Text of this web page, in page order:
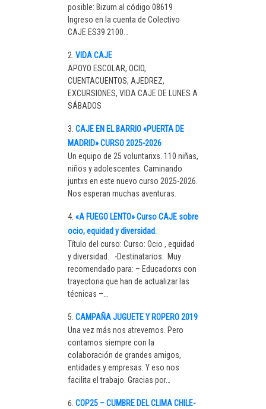
posible: Bizum al código 08619
Ingreso en la cuenta de Colectivo
CAJE ES39 2100…
VIDA CAJE
APOYO ESCOLAR, OCIO,
CUENTACUENTOS, AJEDREZ,
EXCURSIONES, VIDA CAJE DE LUNES A
SÁBADOS
CAJE EN EL BARRIO «PUERTA DE
MADRID» CURSO 2025-2026
Un equipo de 25 voluntarixs. 110 niñas,
niños y adolescentes. Caminando
juntxs en este nuevo curso 2025-2026.
Nos esperan muchas aventuras.
«A FUEGO LENTO» Curso CAJE sobre
ocio, equidad y diversidad.
Título del curso: Curso: Ocio , equidad
y diversidad. -Destinatarios: Muy
recomendado para: – Educadorxs con
trayectoria que han de actualizar las
técnicas –…
CAMPAÑA JUGUETE Y ROPERO 2019
Una vez más nos atrevemos. Pero
contamos siempre con la
colaboración de grandes amigos,
entidades y empresas. Y eso nos
facilita el trabajo. Gracias por…
COP25 – CUMBRE DEL CLIMA CHILE-